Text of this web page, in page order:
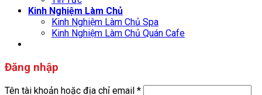
Kinh Nghiệm Làm Chủ
Kinh Nghiệm Làm Chủ Spa
Kinh Nghiệm Làm Chủ Quán Cafe
Đăng nhập
Tên tài khoản hoặc địa chỉ email *